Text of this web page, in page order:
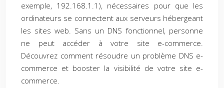
exemple, 192.168.1.1), nécessaires pour que les
ordinateurs se connectent aux serveurs hébergeant
les sites web. Sans un DNS fonctionnel, personne
ne peut accéder à votre site e-commerce.
Découvrez comment résoudre un problème DNS e-
commerce et booster la visibilité de votre site e-
commerce.